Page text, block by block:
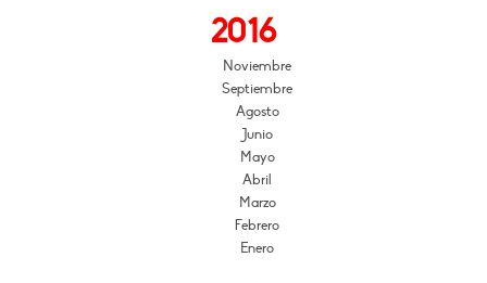
2016
Noviembre
Septiembre
Agosto
Junio
Mayo
Abril
Marzo
Febrero
Enero